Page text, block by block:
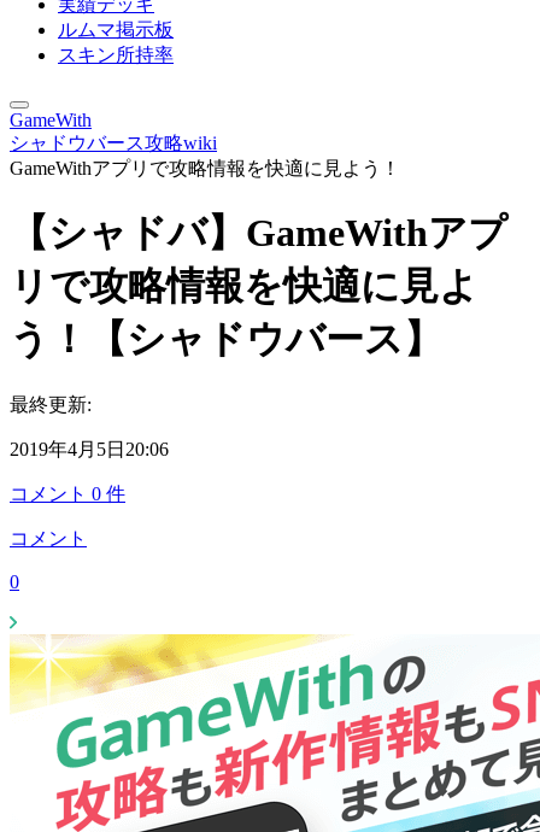
実績デッキ
ルムマ掲示板
スキン所持率
GameWith
シャドウバース攻略wiki
GameWithアプリで攻略情報を快適に見よう！
【シャドバ】GameWithアプ
リで攻略情報を快適に見よ
う！【シャドウバース】
最終更新:
2019年4月5日20:06
コメント 0 件
コメント
0